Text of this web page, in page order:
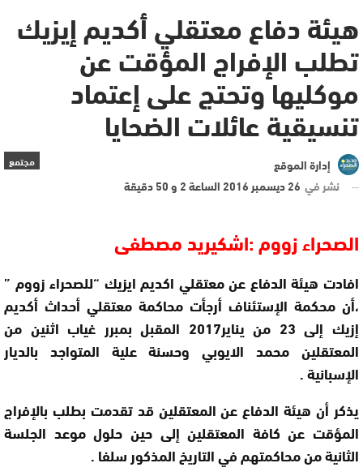
هيئة دفاع معتقلي أكديم إيزيك
تطلب الإفراج المؤقت عن
موكليها وتحتج على إعتماد
تنسيقية عائلات الضحايا
مجتمع
إدارة الموقع
نشر في 26 ديسمبر 2016 الساعة 2 و 50 دقيقة
الصحراء زووم :اشكيريد مصطفى
افادت هيئة الدفاع عن معتقلي اكديم ايزيك “للصحراء زووم ”
،أن محكمة الإستئناف أرجأت محاكمة معتقلي أحداث أكديم
إزيك إلى 23 من يناير2017 المقبل بمبرر غياب اثنين من
المعتقلين محمد الايوبي وحسنة علية المتواجد بالديار
الإسبانية .
يذكر أن هيئة الدفاع عن المعتقلين قد تقدمت بطلب بالإفراج
المؤقت عن كافة المعتقلين إلى حين حلول موعد الجلسة
الثانية من محاكمتهم في التاريخ المذكور سلفا .